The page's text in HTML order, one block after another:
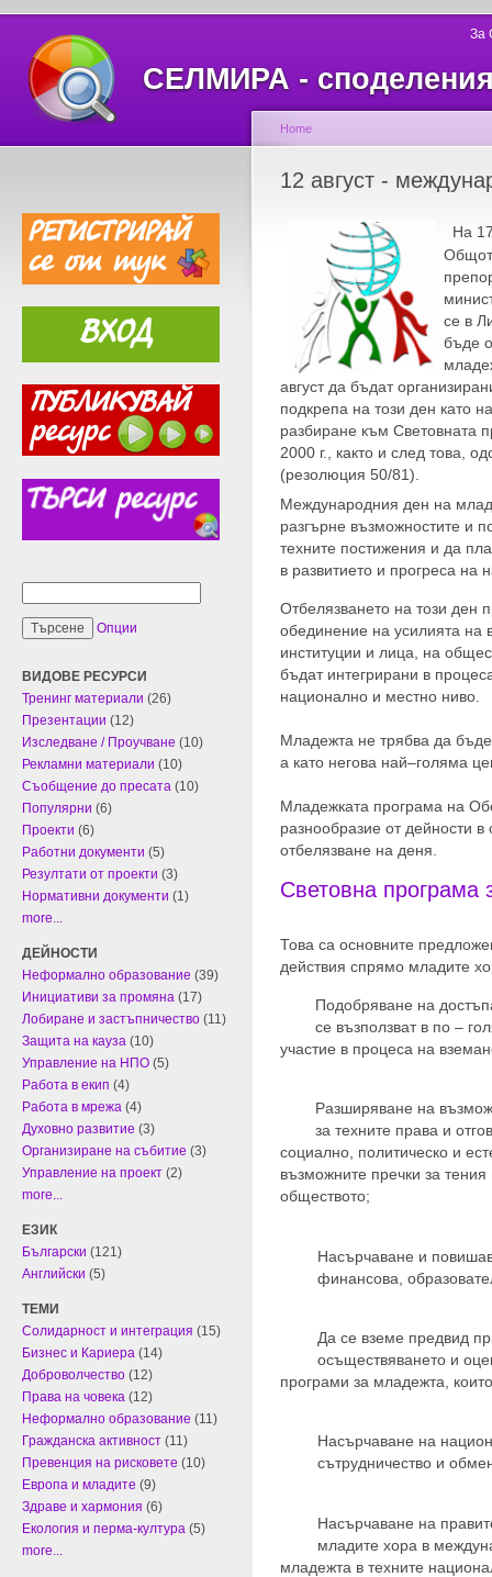
СЕЛМИРА -
За
Опции
ВИДОВЕ РЕСУРСИ
Тренинг материали (26)
Презентации (12)
Изследване / Проучване (10)
Рекламни материали (10)
Съобщение до пресата (10)
Популярни (6)
Проекти (6)
Работни документи (5)
Резултати от проекти (3)
Нормативни документи (1)
more...
ДЕЙНОСТИ
Неформално образование (39)
Инициативи за промяна (17)
Лобиране и застъпничество (11)
Защита на кауза (10)
Управление на НПО (5)
Работа в екип (4)
Работа в мрежа (4)
Духовно развитие (3)
Организиране на събитие (3)
Управление на проект (2)
more...
ЕЗИК
Български (121)
Английски (5)
ТЕМИ
Солидарност и интеграция (15)
Бизнес и Кариера (14)
Доброволчество (12)
Права на човека (12)
Неформално образование (11)
Гражданска активност (11)
Превенция на рисковете (10)
Европа и младите (9)
Здраве и хармония (6)
Екология и перма-култура (5)
more...
Home
12 август -
На
се в
бъде
август да бъдат
подкрепа на този ден като
разбиране към Световната
2000 г., както и след това,
(резолюция 50/81).
Международния ден на
разгърне възможностите и
техните постижения и да
в развитието и прогреса
Отбелязването на този ден
обединение на усилията на
институции и лица, на
бъдат интегрирани в
национално и местно ниво.
Младежта не трябва да
а като негова най–голяма
Младежката програма на
разнообразие от дейности
отбелязване на деня.
Световна програма
Това са основните
действия спрямо младите
Подобряване на
се възползват в по –
участие в процеса на
Разширяване на
за техните права и
социално, политическо и
възможните пречки за
обществото;
Насърчаване и
финансова,
Да се вземе предвид
осъществяването и
програми за младежта,
Насърчаване на
сътрудничество и
Насърчаване на
младите хора в
младежта в техните